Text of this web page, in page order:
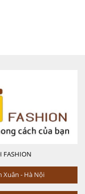
FASHION
Xuân - Hà Nội